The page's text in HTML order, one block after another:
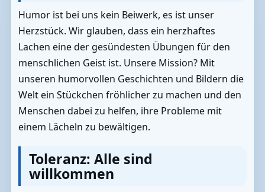
Humor ist bei uns kein Beiwerk, es ist unser
Herzstück. Wir glauben, dass ein herzhaftes
Lachen eine der gesündesten Übungen für den
menschlichen Geist ist. Unsere Mission? Mit
unseren humorvollen Geschichten und Bildern die
Welt ein Stückchen fröhlicher zu machen und den
Menschen dabei zu helfen, ihre Probleme mit
einem Lächeln zu bewältigen.
Toleranz: Alle sind
willkommen